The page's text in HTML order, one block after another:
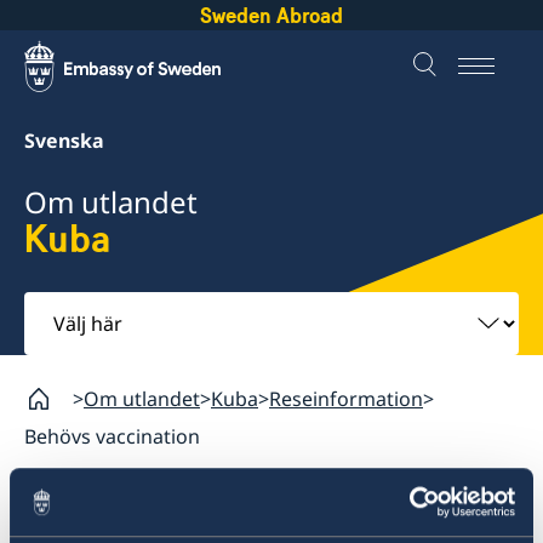
Sweden Abroad
Svenska
Om utlandet
Kuba
Välj
här
Om utlandet Kuba Reseinformation
Behövs vaccination
Kuba